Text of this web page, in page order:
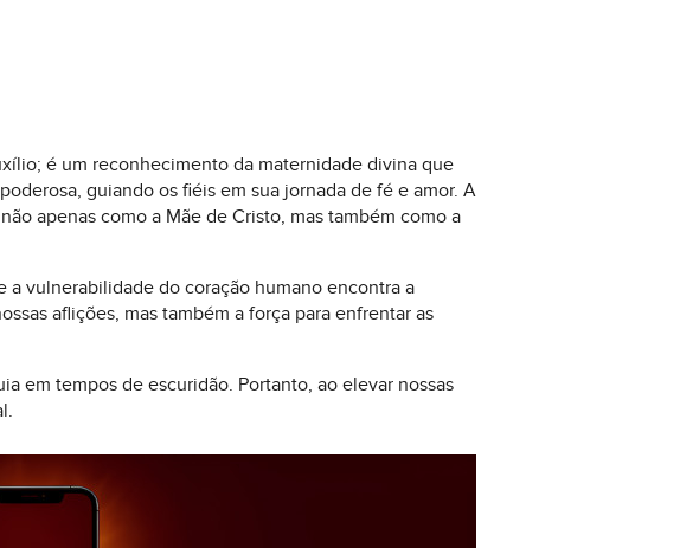
é um reconhecimento da maternidade divina que
guiando os fiéis em sua jornada de fé e amor. A
apenas como a Mãe de Cristo, mas também como a
a vulnerabilidade do coração humano encontra a
aflições, mas também a força para enfrentar as
em tempos de escuridão. Portanto, ao elevar nossas